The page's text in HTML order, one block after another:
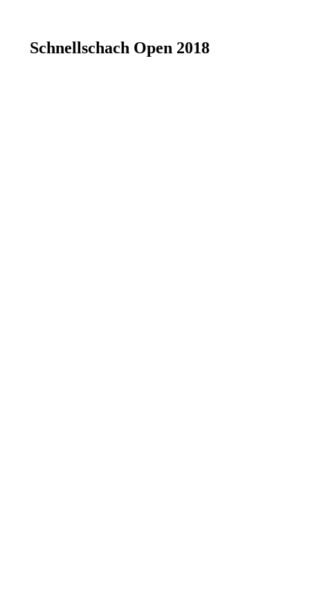
Schnellschach Open 2018